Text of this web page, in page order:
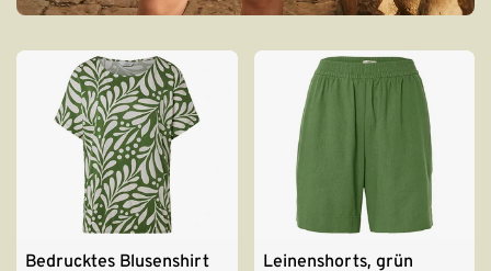
Bedrucktes Blusenshirt Leinenshorts, grün